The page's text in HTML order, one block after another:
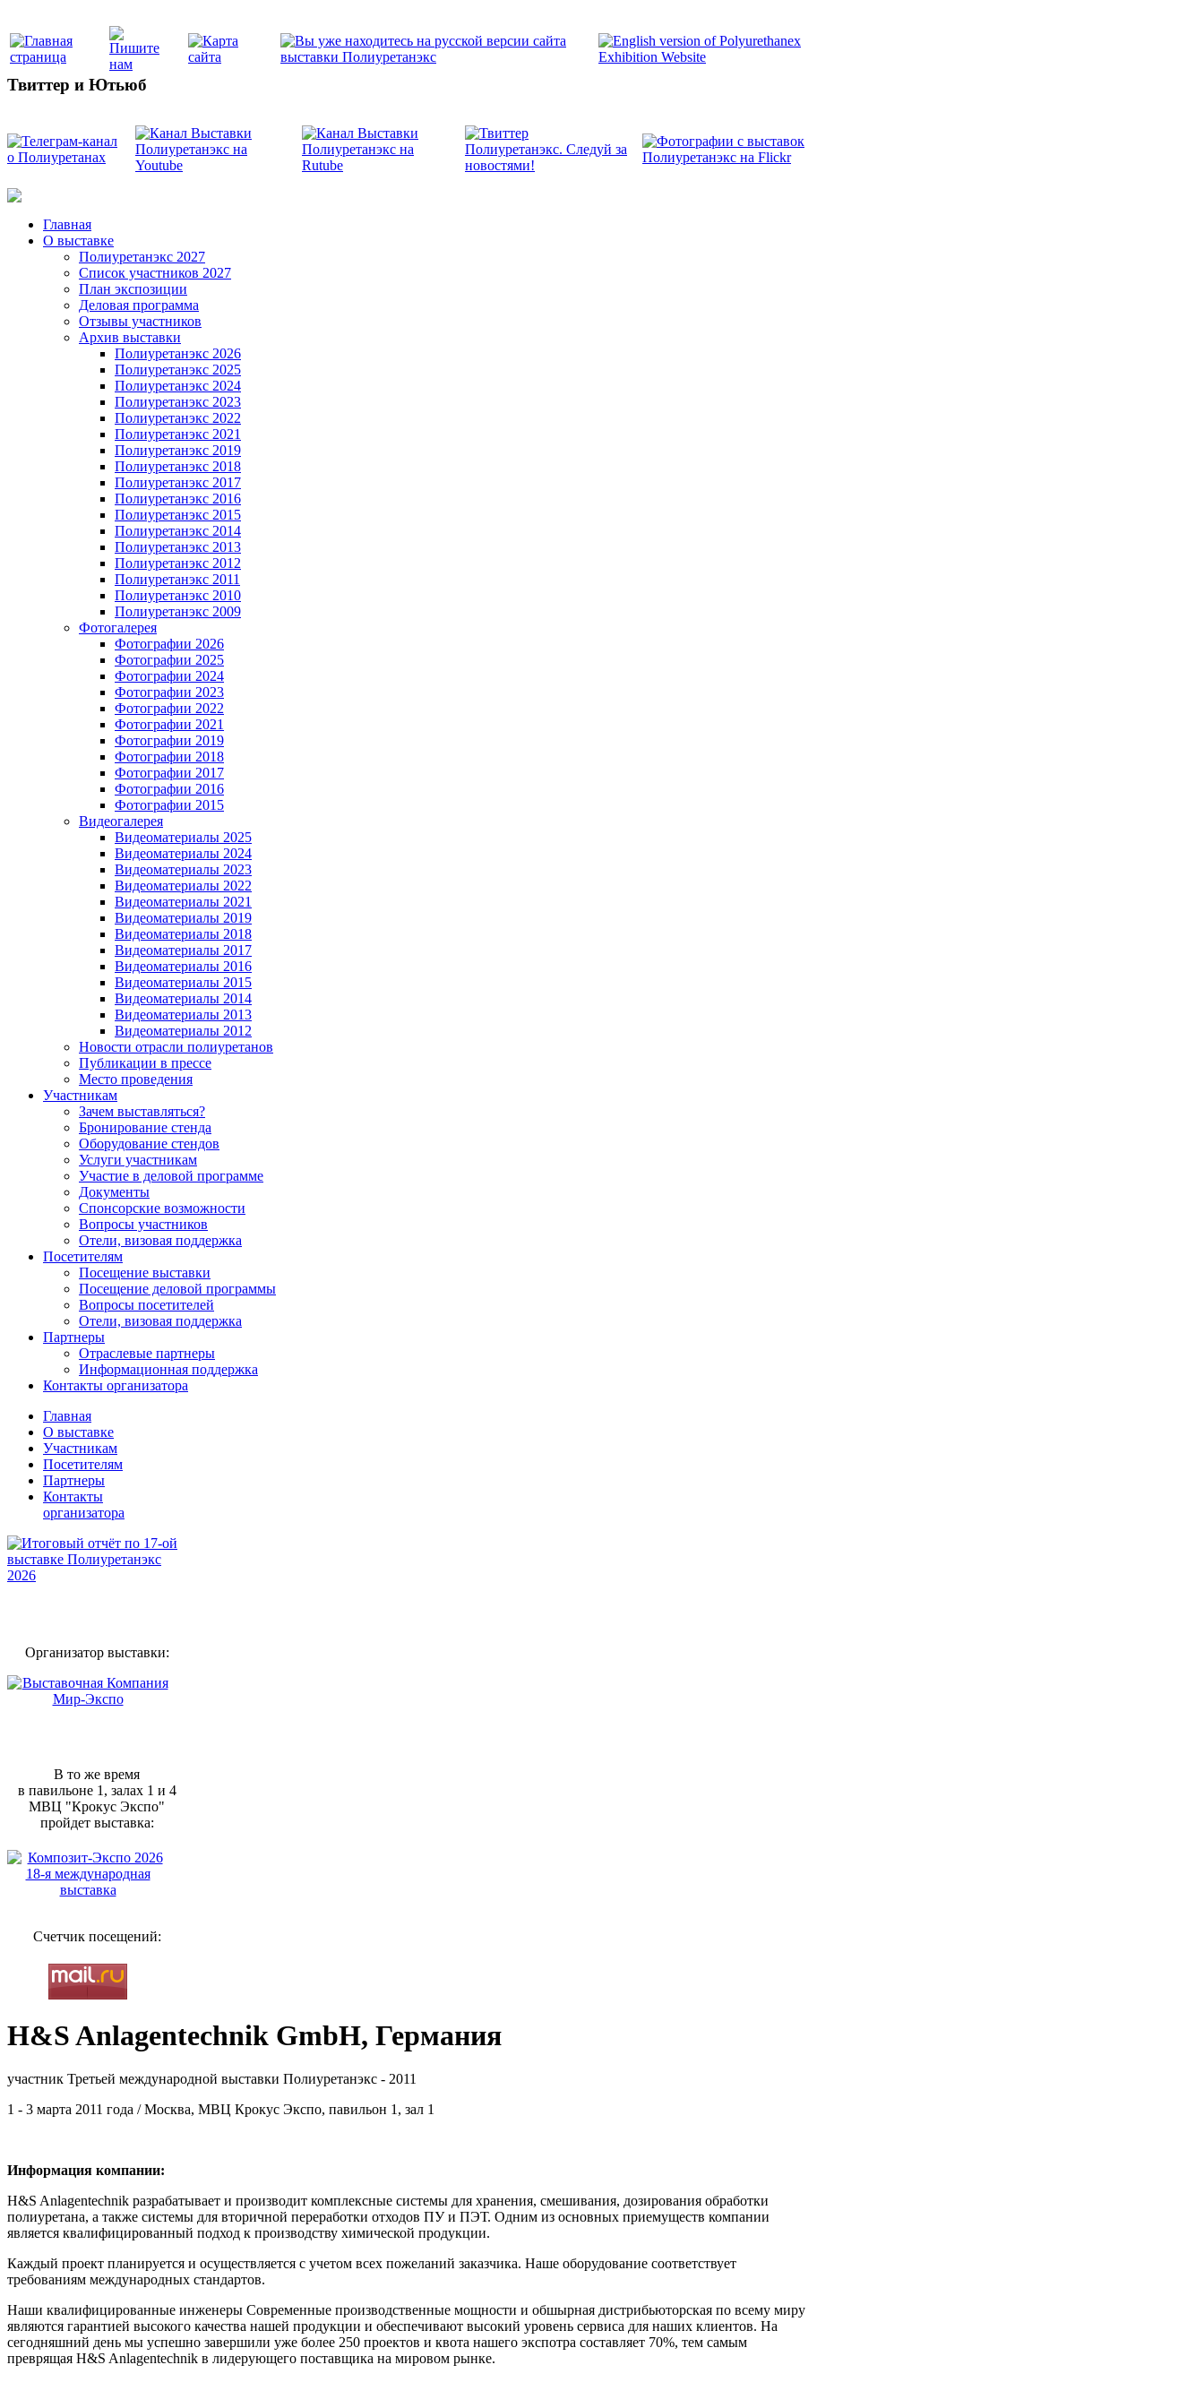
Твиттер и Ютьюб
Главная
О выставке
Полиуретанэкс 2027
Список участников 2027
План экспозиции
Деловая программа
Отзывы участников
Архив выставки
Полиуретанэкс 2026
Полиуретанэкс 2025
Полиуретанэкс 2024
Полиуретанэкс 2023
Полиуретанэкс 2022
Полиуретанэкс 2021
Полиуретанэкс 2019
Полиуретанэкс 2018
Полиуретанэкс 2017
Полиуретанэкс 2016
Полиуретанэкс 2015
Полиуретанэкс 2014
Полиуретанэкс 2013
Полиуретанэкс 2012
Полиуретанэкс 2011
Полиуретанэкс 2010
Полиуретанэкс 2009
Фотогалерея
Фотографии 2026
Фотографии 2025
Фотографии 2024
Фотографии 2023
Фотографии 2022
Фотографии 2021
Фотографии 2019
Фотографии 2018
Фотографии 2017
Фотографии 2016
Фотографии 2015
Видеогалерея
Видеоматериалы 2025
Видеоматериалы 2024
Видеоматериалы 2023
Видеоматериалы 2022
Видеоматериалы 2021
Видеоматериалы 2019
Видеоматериалы 2018
Видеоматериалы 2017
Видеоматериалы 2016
Видеоматериалы 2015
Видеоматериалы 2014
Видеоматериалы 2013
Видеоматериалы 2012
Новости отрасли полиуретанов
Публикации в прессе
Место проведения
Участникам
Зачем выставляться?
Бронирование стенда
Оборудование стендов
Услуги участникам
Участие в деловой программе
Документы
Спонсорские возможности
Вопросы участников
Отели, визовая поддержка
Посетителям
Посещение выставки
Посещение деловой программы
Вопросы посетителей
Отели, визовая поддержка
Партнеры
Отраслевые партнеры
Информационная поддержка
Контакты организатора
Главная
О выставке
Участникам
Посетителям
Партнеры
Контакты
организатора
Организатор выставки:
В то же время
в павильоне 1, залах 1 и 4
МВЦ "Крокус Экспо"
пройдет выставка:
Счетчик посещений:
H&S Anlagentechnik GmbH, Германия
участник Третьей международной выставки Полиуретанэкс - 2011
1 - 3 марта 2011 года / Москва, МВЦ Крокус Экспо, павильон 1, зал 1
Информация компании:
H&S Anlagentechnik разрабатывает и производит комплексные системы для хранения, смешивания, дозирования обработки
полиуретана, а также системы для вторичной переработки отходов ПУ и ПЭТ. Одним из основных приемуществ компании
является квалифицированный подход к производству химической продукции.
Каждый проект планируется и осуществляется с учетом всех пожеланий заказчика. Наше оборудование соответствует
требованиям международных стандартов.
Наши квалифицированные инженеры Современные производственные мощности и обшырная дистрибьюторская по всему миру
являются гарантией высокого качества нашей продукции и обеспечивают высокий уровень сервиса для наших клиентов. На
сегодняшний день мы успешно завершили уже более 250 проектов и квота нашего экспотра составляет 70%, тем самым
преврящая H&S Anlagentechnik в лидерующего поставщика на мировом рынке.